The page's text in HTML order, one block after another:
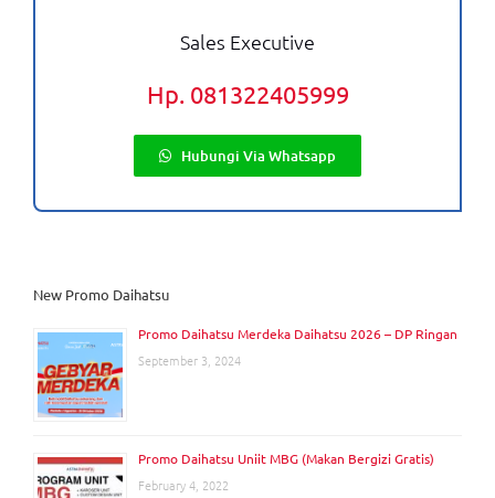
Sales Executive
Hp. 081322405999
Hubungi Via Whatsapp
New Promo Daihatsu
Promo Daihatsu Merdeka Daihatsu 2026 – DP Ringan
September 3, 2024
Promo Daihatsu Uniit MBG (Makan Bergizi Gratis)
February 4, 2022